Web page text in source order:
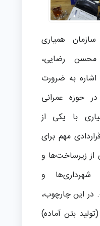
همیاری
محسن رضایی،
اشاره به ضرورت
حوزه عمرانی
با یکی از
مهم برای
از زیرساخت‌ها و
شهرداری‌ها و
در این چارچوب،
بتن آماده)